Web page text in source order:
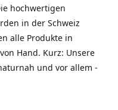
hochwertigen
in der Schweiz
alle Produkte in
Hand. Kurz: Unsere
und vor allem -